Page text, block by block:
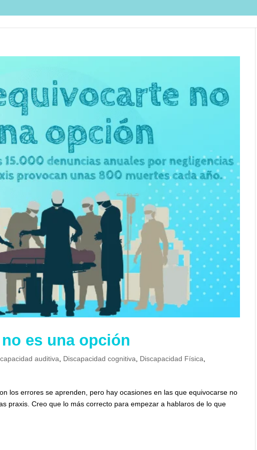
es una opción
auditiva, Discapacidad cognitiva, Discapacidad Física,
los errores se aprenden, pero hay ocasiones en las que equivocarse no
praxis. Creo que lo más correcto para empezar a hablaros de lo que